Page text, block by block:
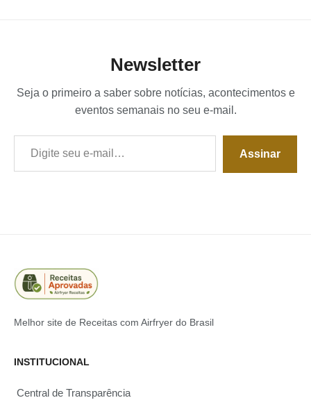
Newsletter
Seja o primeiro a saber sobre notícias, acontecimentos e
eventos semanais no seu e-mail.
Digite seu e-mail…
Assinar
Melhor site de Receitas com Airfryer do Brasil
INSTITUCIONAL
Central de Transparência